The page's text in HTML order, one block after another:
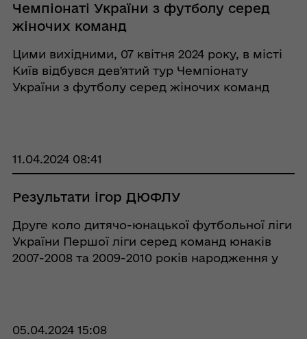
Чемпіонаті України з футболу серед
жіночих команд
Цими вихідними, 07 квітня 2024 року, в місті
Київ відбувся дев'ятий тур Чемпіонату
України з футболу серед жіночих команд
11.04.2024 08:41
Результати ігор ДЮФЛУ
Друге коло дитячо-юнацької футбольної ліги
України Першої ліги серед команд юнаків
2007-2008 та 2009-2010 років народження у
Хар ...
05.04.2024 15:08